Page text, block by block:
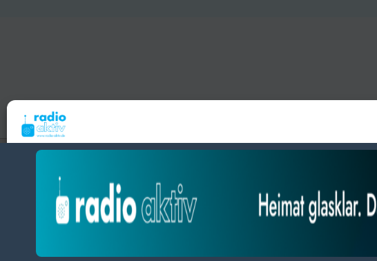
zustimmst, können wir Daten wie das Surfverhalten oder eindeutige IDs auf dieser Website
verarbeiten. Wenn du deine Zustimmung nicht erteilst oder zurückziehst, können bestimmte Merkmale
und Funktionen beeinträchtigt werden.
Hameln 99.3 – Bad Pyrmont 94.8 – Bad Münder 107.2 – DAB+ 9C
BlogDatabyThemeansar.